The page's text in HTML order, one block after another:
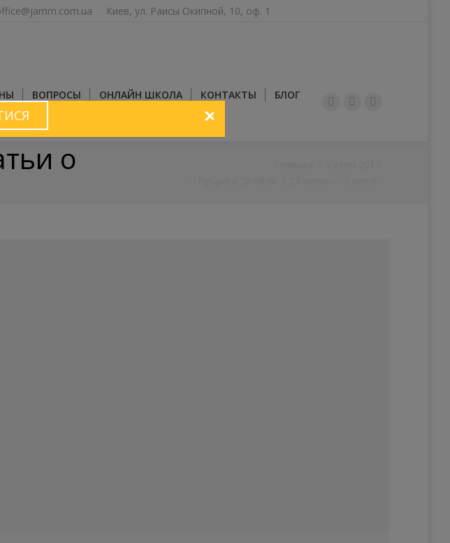
Киев, ул. Раисы Окипной, 10, оф. 1
ВОПРОСЫ ОНЛАЙН ШКОЛА КОНТАКТЫ БЛОГ
YouTube
Facebook
Instagram
о